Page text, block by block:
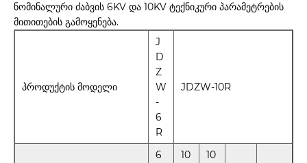
ნომინალური ძაბვის 6KV და 10KV ტექნიკური პარამეტრების
მითითების გამოყენება.
პროდუქტის მოდელი
J
D
Z
W
-
6
R
JDZW-10R
6
10
10